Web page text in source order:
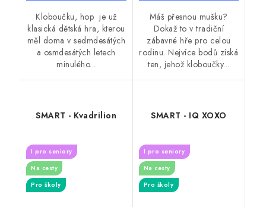
Kloboučku, hop je už
klasická dětská hra, kterou
měl doma v sedmdesátých
a osmdesátých letech
minulého...
Máš přesnou mušku?
Dokaž to v tradiční
zábavné hře pro celou
rodinu. Nejvíce bodů získá
ten, jehož kloboučky...
SMART - Kvadrilion
I pro seniory
Na cesty
Pro školy
SMART - IQ XOXO
I pro seniory
Na cesty
Pro školy